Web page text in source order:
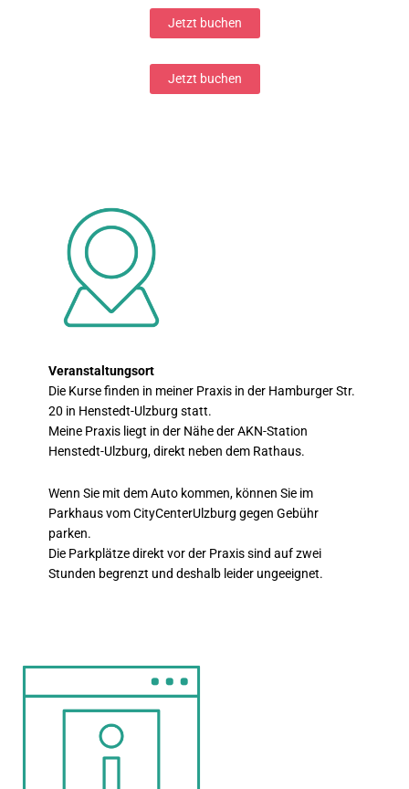
Jetzt buchen
Jetzt buchen
Veranstaltungsort
Die Kurse finden in meiner Praxis in der Hamburger Str.
20 in Henstedt-Ulzburg statt.
Meine Praxis liegt in der Nähe der AKN-Station
Henstedt-Ulzburg, direkt neben dem Rathaus.
Wenn Sie mit dem Auto kommen, können Sie im
Parkhaus vom CityCenterUlzburg gegen Gebühr
parken.
Die Parkplätze direkt vor der Praxis sind auf zwei
Stunden begrenzt und deshalb leider ungeeignet.